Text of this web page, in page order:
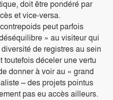
doit être pondéré par
et vice-versa.
peut parfois
» au visiteur qui
de registres au sein
toutefois déceler une vertu
donner à voir au « grand
– des projets pointus
pas eu accès ailleurs.